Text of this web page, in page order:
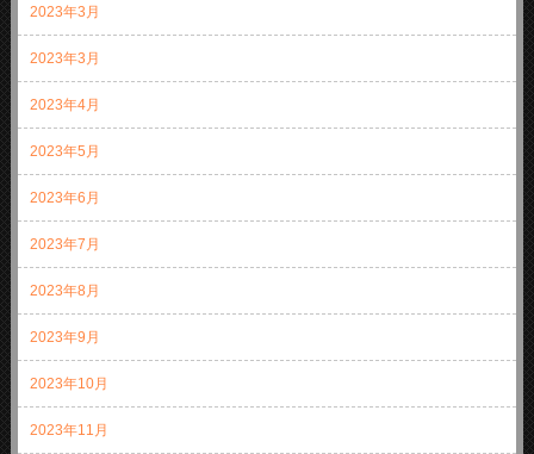
2023年3月
2023年3月
2023年4月
2023年5月
2023年6月
2023年7月
2023年8月
2023年9月
2023年10月
2023年11月